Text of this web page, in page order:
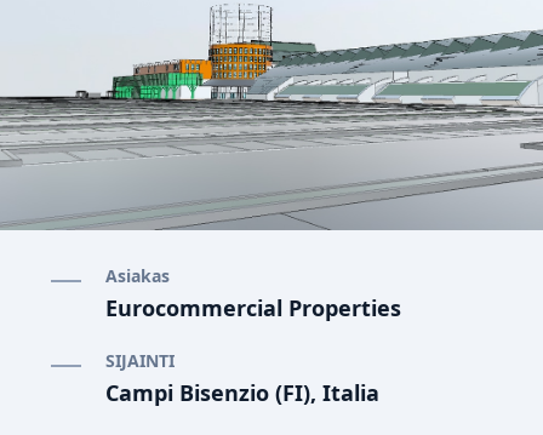
Asiakas
Eurocommercial Properties
SIJAINTI
Campi Bisenzio (FI), Italia